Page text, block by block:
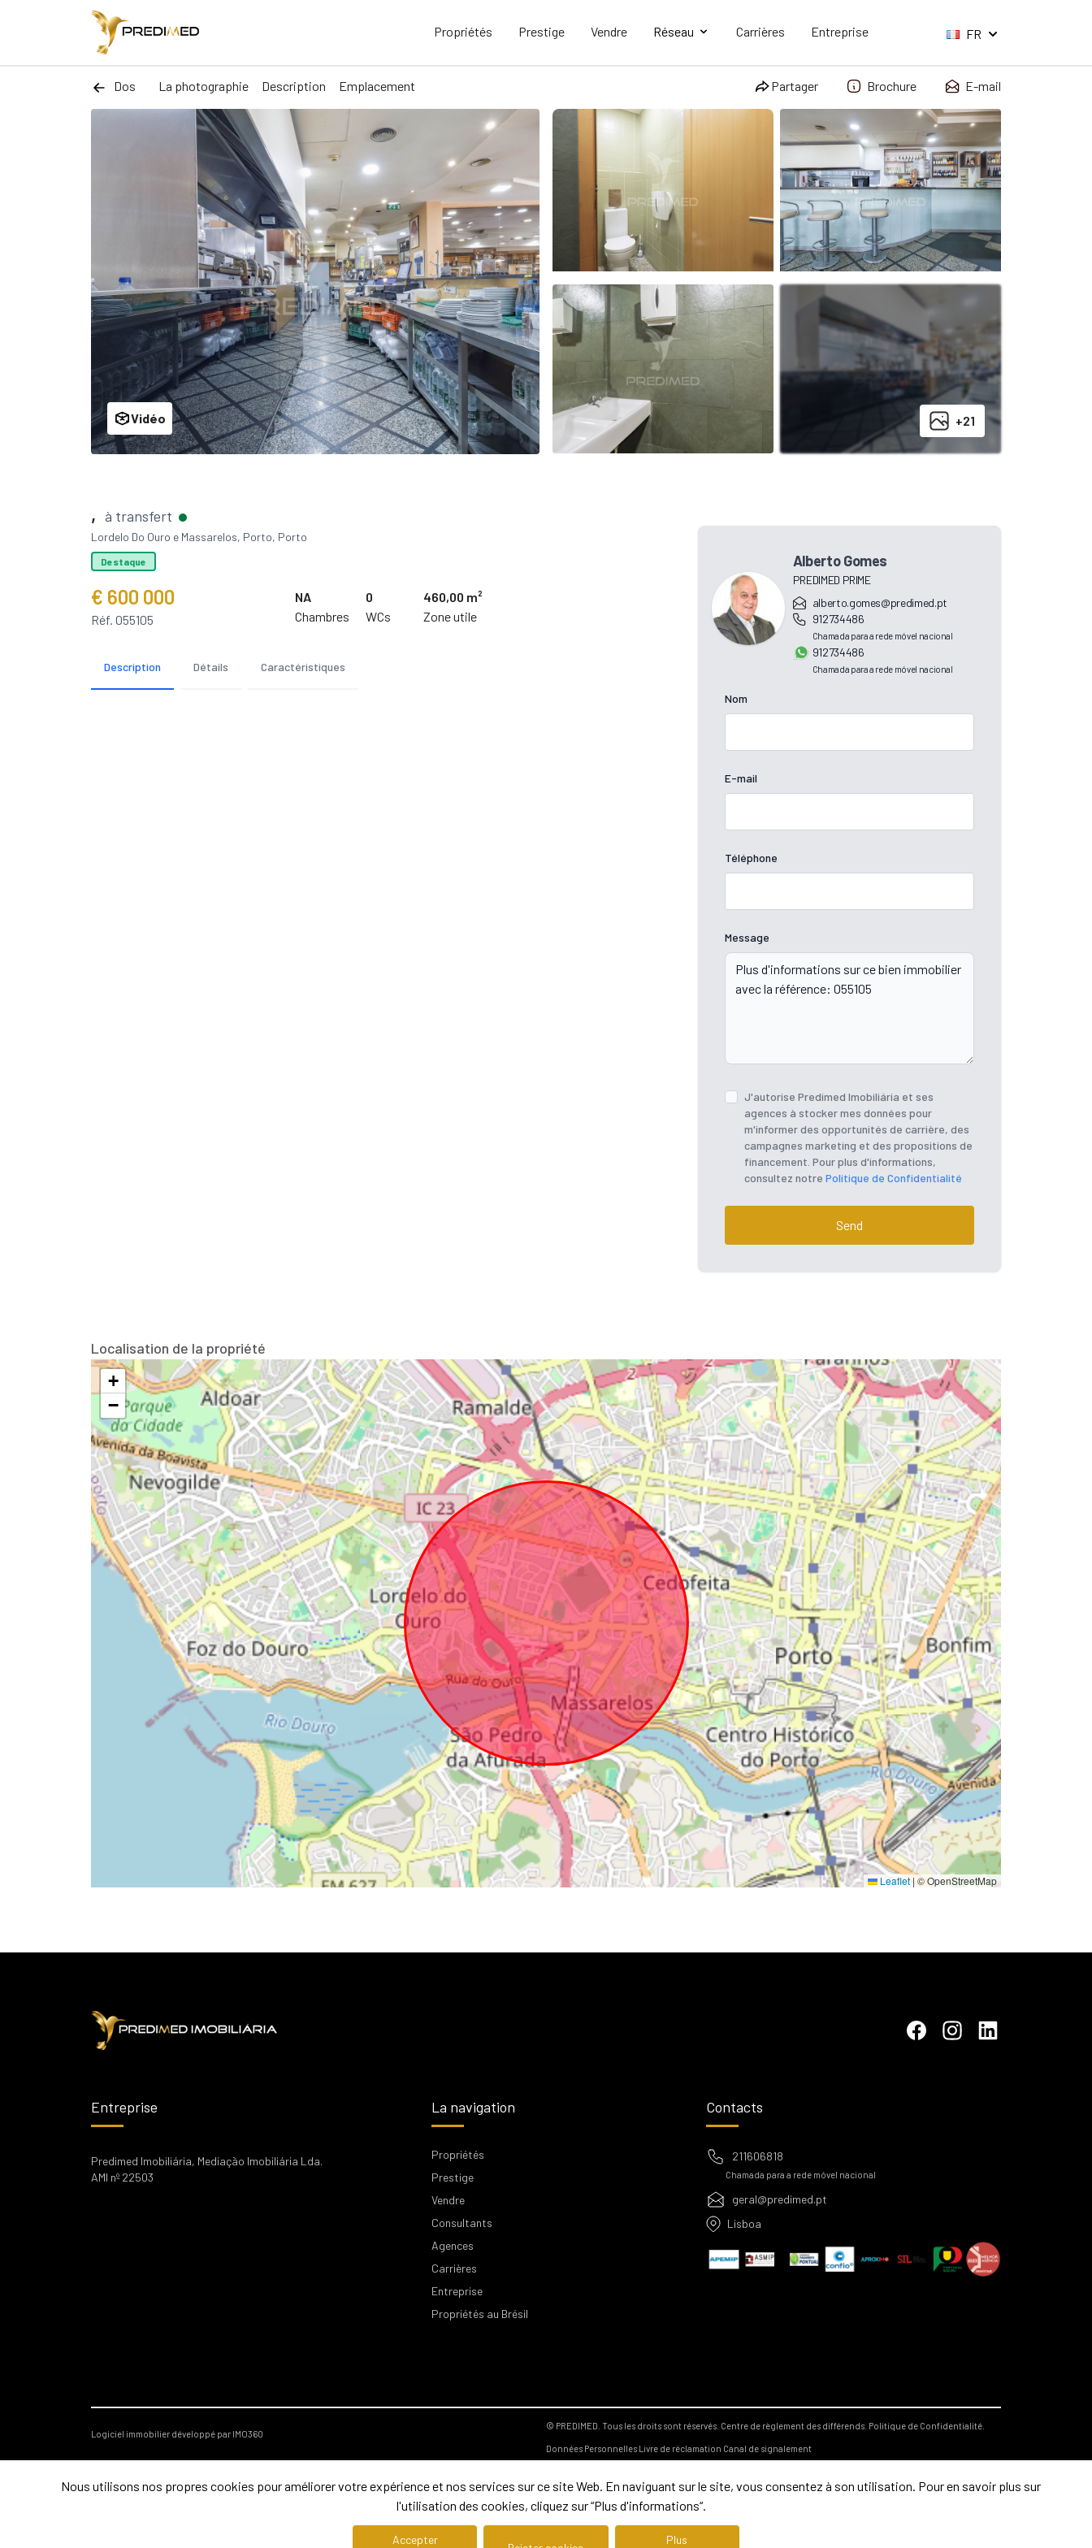
Propriétés Prestige Vendre Réseau Carrières Entreprise FR
Dos La photographie Description Emplacement Partager Brochure E-mail
+21
Vidéo
, à transfert
Lordelo Do Ouro e Massarelos, Porto, Porto
Destaque
€ 600 000
Réf. 055105
NA
Chambres
0
WCs
460,00 m²
Zone utile
Description Détails Caractéristiques
Alberto Gomes
PREDIMED PRIME
alberto.gomes@predimed.pt
912734486
Chamada para a rede móvel nacional
912734486
Chamada para a rede móvel nacional
Nom
E-mail
Téléphone
Message
J'autorise Predimed Imobiliária et ses
agences à stocker mes données pour
m'informer des opportunités de carrière, des
campagnes marketing et des propositions de
financement. Pour plus d'informations,
consultez notre Politique de Confidentialité
Send
Localisation de la propriété
+
−
Leaflet | © OpenStreetMap
Entreprise
Predimed Imobiliária, Mediação Imobiliária Lda.
AMI nº 22503
La navigation
Propriétés
Prestige
Vendre
Consultants
Agences
Carrières
Entreprise
Propriétés au Brésil
Contacts
211606818
Chamada para a rede móvel nacional
geral@predimed.pt
Lisboa
Logiciel immobilier développé par IMO360
© PREDIMED. Tous les droits sont réservés. Centre de règlement des différends. Politique de Confidentialité.
Données PersonnellesLivre de réclamation Canal de signalement
Nous utilisons nos propres cookies pour améliorer votre expérience et nos services sur ce site Web. En naviguant sur le site, vous consentez à son utilisation. Pour en savoir plus sur
l'utilisation des cookies, cliquez sur “Plus d'informations“.
Accepter Plus